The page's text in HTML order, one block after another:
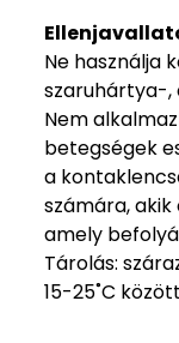
Ne használja
szaruhártya-,
Nem
betegségek
a
számára,
amely
Tárolás:
15-25˚C